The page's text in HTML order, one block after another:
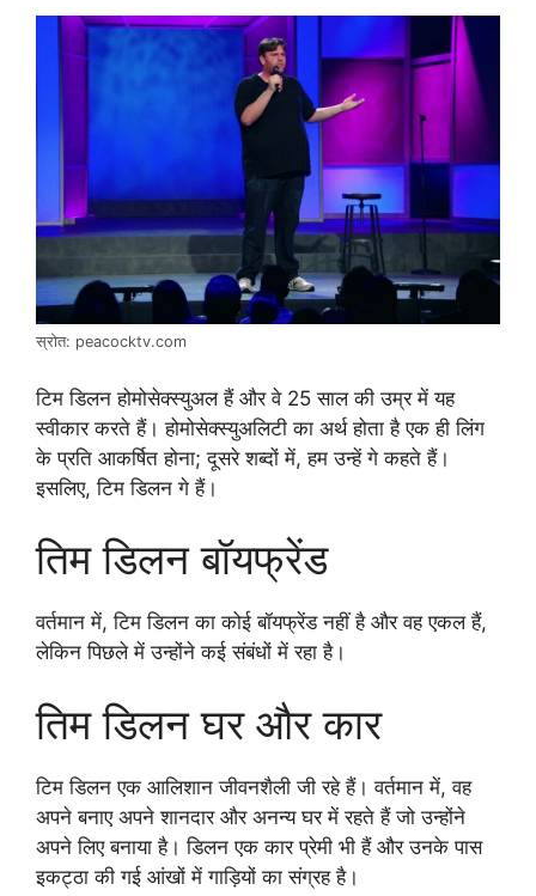
स्रोत: peacocktv.com
टिम डिलन होमोसेक्स्युअल हैं और वे 25 साल की उम्र में यह
स्वीकार करते हैं। होमोसेक्स्युअलिटी का अर्थ होता है एक ही लिंग
के प्रति आकर्षित होना; दूसरे शब्दों में, हम उन्हें गे कहते हैं।
इसलिए, टिम डिलन गे हैं।
तिम डिलन बॉयफ्रेंड
वर्तमान में, टिम डिलन का कोई बॉयफ्रेंड नहीं है और वह एकल हैं,
लेकिन पिछले में उन्होंने कई संबंधों में रहा है।
तिम डिलन घर और कार
टिम डिलन एक आलिशान जीवनशैली जी रहे हैं। वर्तमान में, वह
अपने बनाए अपने शानदार और अनन्य घर में रहते हैं जो उन्होंने
अपने लिए बनाया है। डिलन एक कार प्रेमी भी हैं और उनके पास
इकट्ठा की गई आंखों में गाड़ियों का संग्रह है।